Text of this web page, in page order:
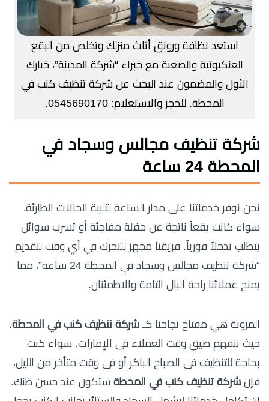
استعد نظافة ورونق أثاث منزلك وتخلص من البقع
العنكبوتية والصعبة مع خبراء “شركة المدينة”، خيارك
الأول والمضمون عند البحث عن شركة تنظيف كنب في
المحطة. للحجز والاستعلام: 0545690170.
شركة تنظيف مجالس وسجاد في
المحطة 24 ساعة
نحن نوفر خدماتنا على مدار الساعة لتلبية الحالات الطارئة،
سواء كانت بقعاً ناتجة عن حفلة مفاجئة أو تسرب سوائل
يتطلب تدخلاً فورياً. فريقنا مجهز للتحرك في أي وقت لتقديم
“شركة تنظيف مجالس وسجاد في المحطة 24 ساعة”، مما
يمنح عملائنا راحة البال التامة والاطمئنان.
المرونة هي مفتاح نجاحنا كـ شركة تنظيف كنب في المحطة،
حيث نتفهم ضيق وقت العملاء في الإمارات. سواء كنت
بحاجة للتنظيف في الصباح الباكر أو في وقت متأخر من الليل،
فإن شركة تنظيف كنب في المحطة ستكون عند حسن ظنك.